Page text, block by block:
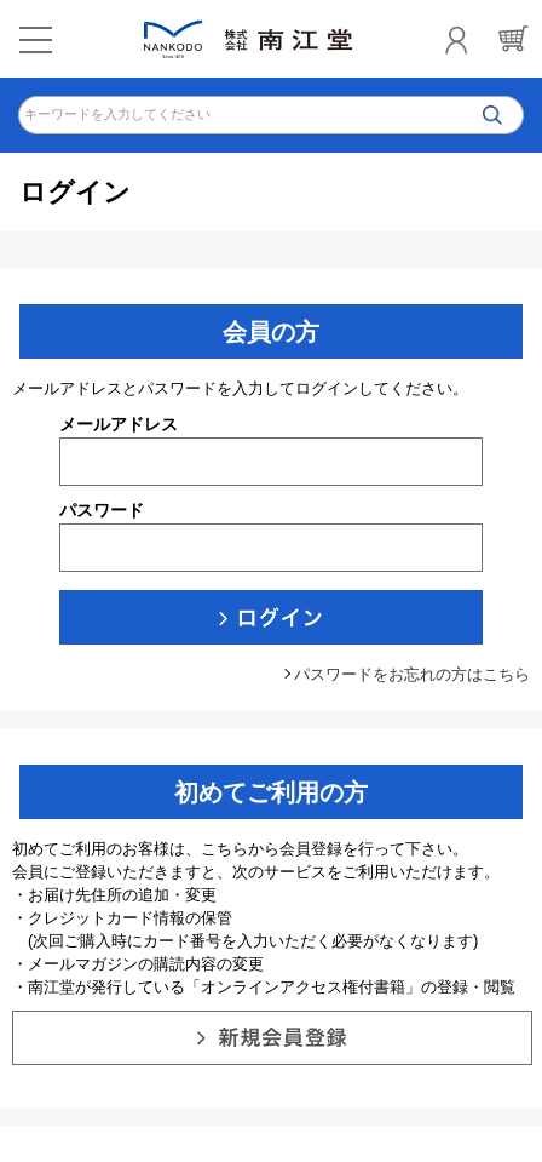
キーワードを入力してください
ログイン
会員の方
メールアドレスとパスワードを入力してログインしてください。
メールアドレス
パスワード
パスワードをお忘れの方はこちら
初めてご利用の方
初めてご利用のお客様は、こちらから会員登録を行って下さい。
会員にご登録いただきますと、次のサービスをご利用いただけます。
・お届け先住所の追加・変更
・クレジットカード情報の保管
(次回ご購入時にカード番号を入力いただく必要がなくなります)
・メールマガジンの購読内容の変更
・南江堂が発行している「オンラインアクセス権付書籍」の登録・閲覧